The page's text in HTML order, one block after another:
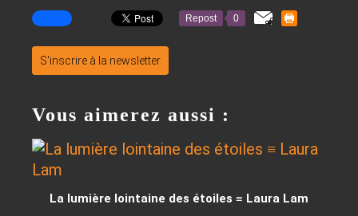
Repost 0
S'inscrire à la newsletter
Vous aimerez aussi :
La lumière lointaine des étoiles ≡ Laura Lam